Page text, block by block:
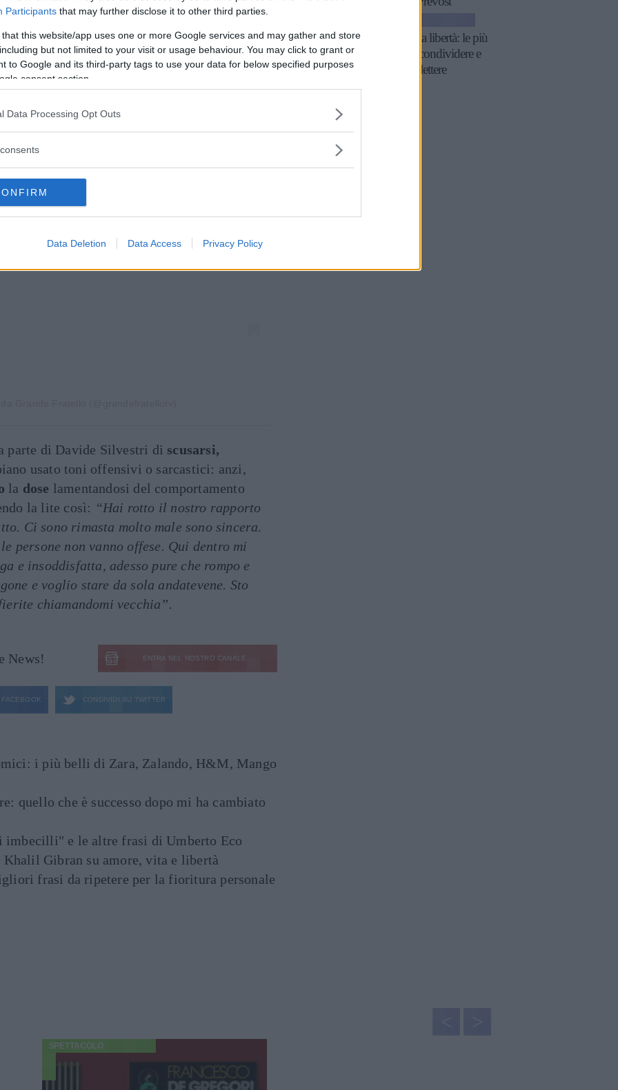
Participants that may further disclose it to other third parties.
that this website/app uses one or more Google services and may gather and store
but not limited to your visit or usage behaviour. You may click to grant or
to Google and its third-party tags to use your data for below specified purposes
consent section.
Data Processing Opt Outs
Data Deletion Data Access Privacy Policy
questo post su Instagram
parte di Davide Silvestri di scusarsi,
usato toni offensivi o sarcastici: anzi,
la dose lamentandosi del comportamento
la lite così: “Hai rotto il nostro rapporto
Ci sono rimasta molto male sono sincera.
persone non vanno offese. Qui dentro mi
e insoddisfatta, adesso pure che rompo e
e voglio stare da sola andatevene. Sto
chiamandomi vecchia”.
News! ENTRA NEL NOSTRO CANALE
FACEBOOK CONDIVIDI SU TWITTER
i più belli di Zara, Zalando, H&M, Mango
quello che è successo dopo mi ha cambiato
e le altre frasi di Umberto Eco
Gibran su amore, vita e libertà
frasi da ripetere per la fioritura personale
Frasi sulla libertà: le più
belle da condividere e
su cui riflettere
SPETTACOLO